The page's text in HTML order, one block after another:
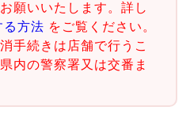
願いいたします。詳し
る方法 をご覧ください。
手続きは店舗で行うこ
内の警察署又は交番ま